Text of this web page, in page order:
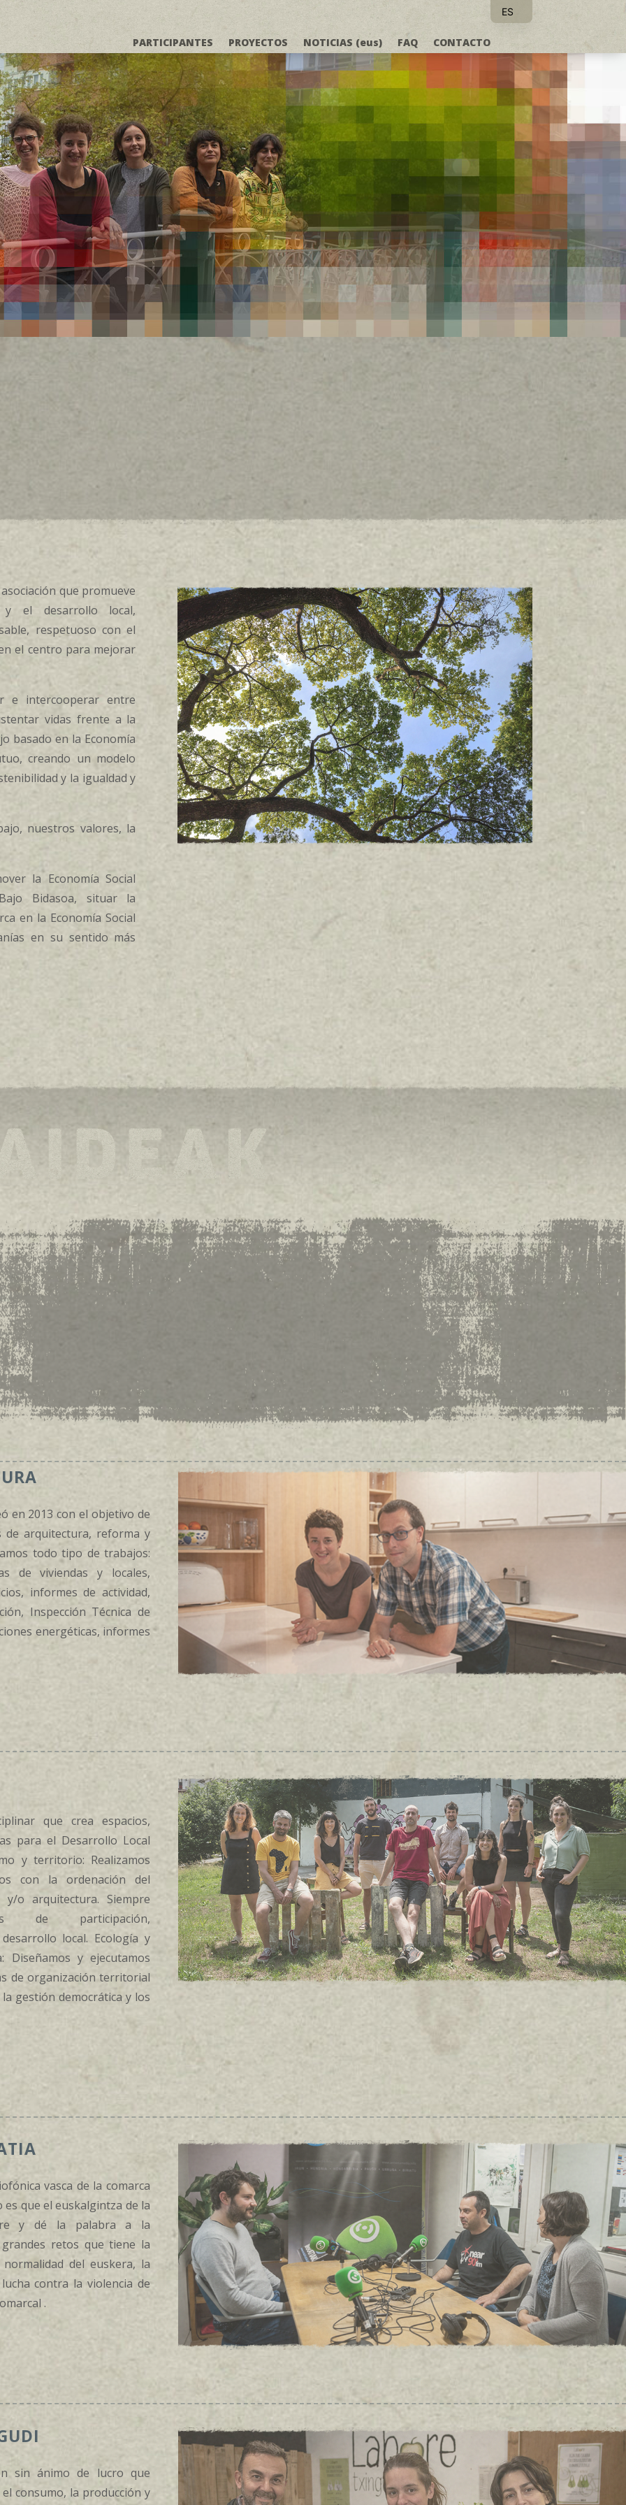
PARTICIPANTES PROYECTOS NOTICIAS (eus) FAQ CONTACTO
BDS Koop
ERALDAKETA
FABRIKA
asociación que promueve
y el desarrollo local,
respetuoso con el
el centro para mejorar
e intercooperar entre
vidas frente a la
basado en la Economía
creando un modelo
y la igualdad y
nuestros valores, la
la Economía Social
Bidasoa, situar la
en la Economía Social
en su sentido más
en 2013 con el objetivo de
de arquitectura, reforma y
todo tipo de trabajos:
de viviendas y locales,
informes de actividad,
Inspección Técnica de
energéticas, informes
que crea espacios,
para el Desarrollo Local
y territorio: Realizamos
con la ordenación del
o arquitectura. Siempre
de participación,
local. Ecología y
Diseñamos y ejecutamos
de organización territorial
gestión democrática y los
vasca de la comarca
es que el euskalgintza de la
y dé la palabra a la
grandes retos que tiene la
del euskera, la
contra la violencia de
.
sin ánimo de lucro que
consumo, la producción y
ES